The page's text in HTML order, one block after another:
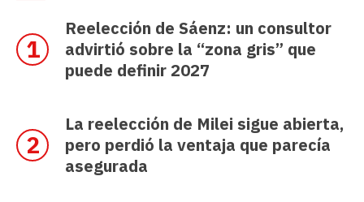
Reelección de Sáenz: un consultor
advirtió sobre la “zona gris” que
puede definir 2027
La reelección de Milei sigue abierta,
pero perdió la ventaja que parecía
asegurada